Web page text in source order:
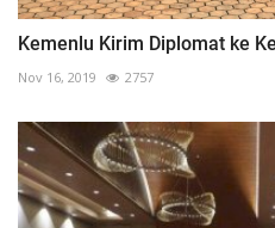
Kemenlu Kirim Diplomat ke
Nov 16, 2019 2757